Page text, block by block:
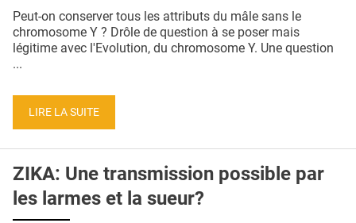
Peut-on conserver tous les attributs du mâle sans le
chromosome Y ? Drôle de question à se poser mais
légitime avec l'Evolution, du chromosome Y. Une question
...
LIRE LA SUITE
ZIKA: Une transmission possible par
les larmes et la sueur?